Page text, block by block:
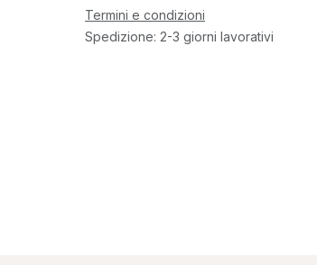
Termini e condizioni
Spedizione: 2-3 giorni lavorativi